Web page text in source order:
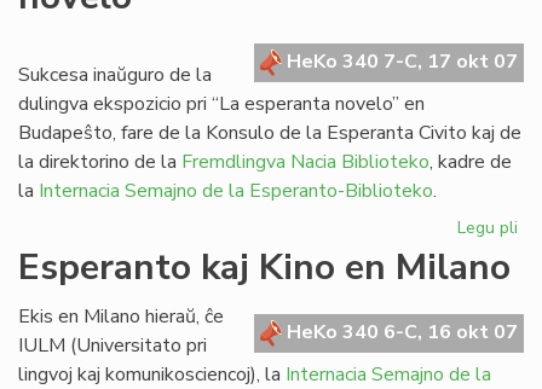
HeKo 340 7-C, 17 okt 07
Sukcesa inaŭguro de la
dulingva ekspozicio pri “La esperanta novelo” en
Budapeŝto, fare de la Konsulo de la Esperanta Civito kaj de
la direktorino de la Fremdlingva Nacia Biblioteko, kadre de
la Internacia Semajno de la Esperanto-Biblioteko.
Legu pli
Esperanto kaj Kino en Milano
HeKo 340 6-C, 16 okt 07
Ekis en Milano hieraŭ, ĉe
IULM (Universitato pri
lingvoj kaj komunikosciencoj), la Internacia Semajno de la